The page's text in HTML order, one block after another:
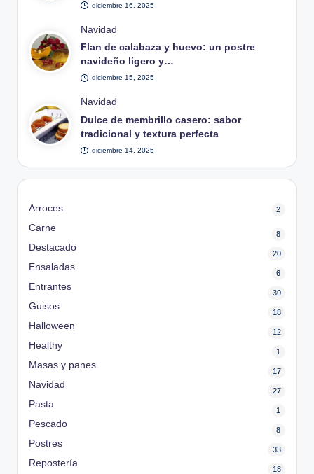
diciembre 16, 2025
Publicado
en
Navidad
Flan de calabaza y huevo: un postre
navideño ligero y…
diciembre 15, 2025
Publicado
en
Navidad
Dulce de membrillo casero: sabor
tradicional y textura perfecta
diciembre 14, 2025
Arroces 2
Carne
8
Destacado
20
Ensaladas
6
Entrantes
30
Guisos
18
Halloween
12
Healthy
1
Masas y panes
17
Navidad
27
Pasta
1
Pescado
8
Postres
33
Repostería
18